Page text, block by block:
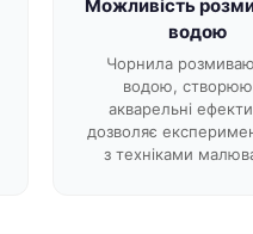
Можливість
водою
Чорнила
водою,
акварельні
дозволяє
з техніками